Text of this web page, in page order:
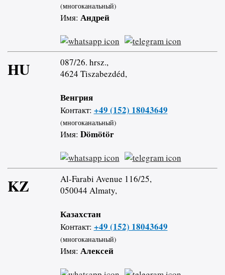
(многоканальный)
Имя: Андрей
HU
087/26. hrsz.,
4624 Tiszabezdéd,
Венгрия
Контакт: +49 (152) 18043649
(многоканальный)
Имя: Dömötör
KZ
Al-Farabi Avenue 116/25,
050044 Almaty,
Казахстан
Контакт: +49 (152) 18043649
(многоканальный)
Имя: Алексей